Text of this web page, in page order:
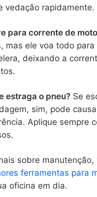
vedação rapidamente.
para corrente de
mas ele voa todo
deixando a
estraga o pneu? Se
sim, pode
Aplique sempre
sobre manutenção,
ferramentas para
oficina em dia.